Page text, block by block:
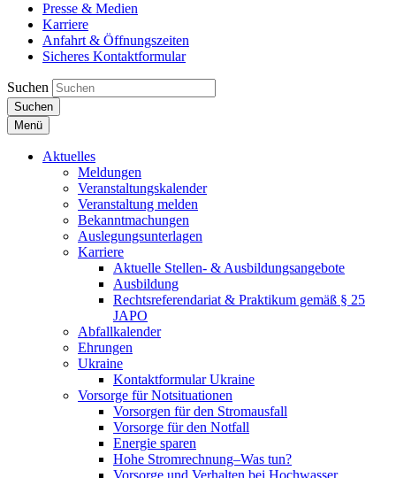
Presse & Medien
Karriere
Anfahrt & Öffnungszeiten
Sicheres Kontaktformular
Suchen
Suchen
Menü
Aktuelles
Meldungen
Veranstaltungskalender
Veranstaltung melden
Bekanntmachungen
Auslegungsunterlagen
Karriere
Aktuelle Stellen- & Ausbildungsangebote
Ausbildung
Rechtsreferendariat & Praktikum gemäß § 25
JAPO
Abfallkalender
Ehrungen
Ukraine
Kontaktformular Ukraine
Vorsorge für Notsituationen
Vorsorgen für den Stromausfall
Vorsorge für den Notfall
Energie sparen
Hohe Stromrechnung–Was tun?
Vorsorge und Verhalten bei Hochwasser